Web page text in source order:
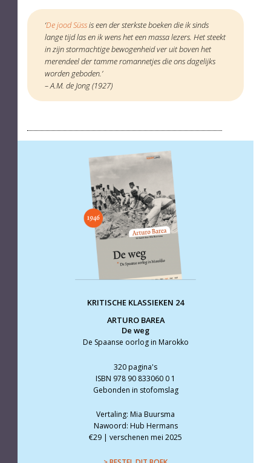
‘De jood Süssis een der sterkste boeken die ik sinds
lange tijd las en ik wens het een massa lezers. Het steekt
in zijn stormachtige bewogenheid ver uit boven het
merendeel der tamme romannetjes die ons dagelijks
worden geboden.’
– A.M. de Jong (1927)
KRITISCHE KLASSIEKEN 24
ARTURO BAREA
De weg
De Spaanse oorlog in Marokko
320 pagina's
ISBN 978 90 833060 0 1
Gebonden in stofomslag
Vertaling: Mia Buursma
Nawoord: Hub Hermans
€29 | verschenen mei 2025